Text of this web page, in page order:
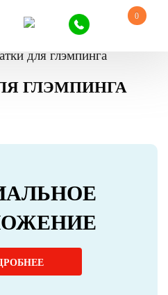
0
для глэмпинга
ГЛЭМПИНГА